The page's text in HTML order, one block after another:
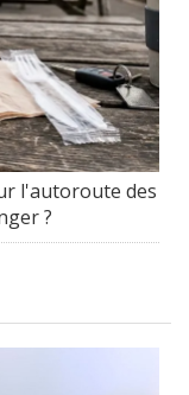
l'autoroute des
?